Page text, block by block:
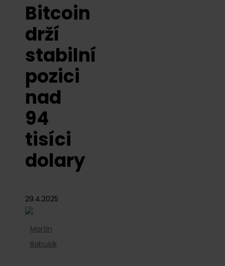
Bitcoin
drží
stabilní
pozici
nad
94
tisíci
dolary
29.4.2025
Martin
Babušík